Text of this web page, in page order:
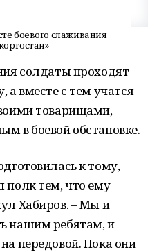
боевого слаживания
солдаты проходят
а вместе с тем учатся
товарищами,
в боевой обстановке.
к тому,
полк тем, что ему
Хабиров. – Мы и
нашим ребятам, и
передовой. Пока они